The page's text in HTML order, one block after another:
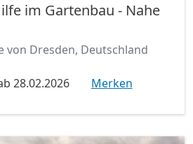
im Gartenbau - Nahe
von Dresden, Deutschland
28.02.2026 Merken